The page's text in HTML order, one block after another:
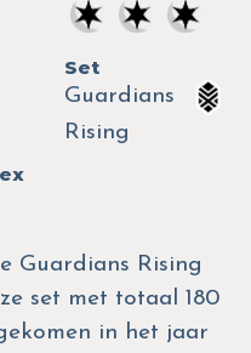
Set
Guardians
Rising
Guardians Rising
set met totaal 180
in het jaar